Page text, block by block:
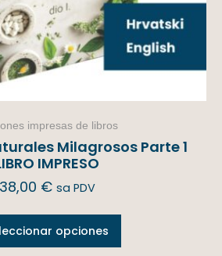
impresas de libros
Milagrosos Parte 1
IMPRESO
38,00 € sa PDV
opciones